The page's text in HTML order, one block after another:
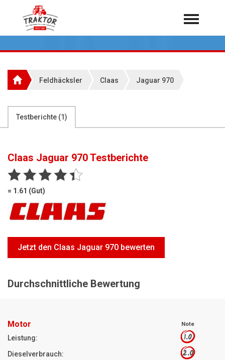
Home
Rundballenpressen
Teleskoplader
Rasentraktoren
Hoflader
Jetzt Bewerten
Über 7.000 Testberichte
Feldhäcksler Claas Jaguar 970
Testberichte (1)
Claas Jaguar 970Testberichte
= 1.61 (Gut)
Jetzt den Claas Jaguar 970 bewerten
Durchschnittliche Bewertung
Motor Note
Leistung: 1.0
Dieselverbrauch: 2.0